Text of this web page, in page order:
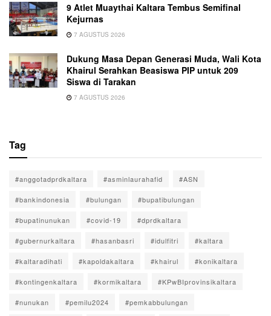
9 Atlet Muaythai Kaltara Tembus Semifinal
Kejurnas
7 AGUSTUS 2026
Dukung Masa Depan Generasi Muda, Wali Kota
Khairul Serahkan Beasiswa PIP untuk 209
Siswa di Tarakan
7 AGUSTUS 2026
Tag
#anggotadprdkaltara #asminlaurahafid #ASN
#bankindonesia #bulungan #bupatibulungan
#bupatinunukan #covid-19 #dprdkaltara
#gubernurkaltara #hasanbasri #idulfitri #kaltara
#kaltaradihati #kapoldakaltara #khairul #konikaltara
#kontingenkaltara #kormikaltara #KPwBIprovinsikaltara
#nunukan #pemilu2024 #pemkabbulungan